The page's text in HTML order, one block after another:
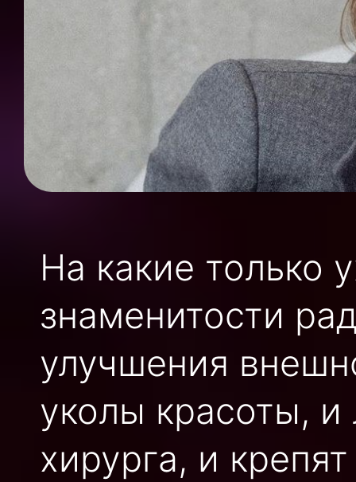
На какие только
знаменитости
улучшения
уколы красоты, и
хирурга, и